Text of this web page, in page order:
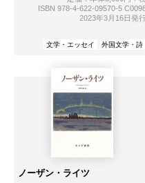
ISBN 978-4-622-09570-5
2023年3月16日発
文学・エッセイ 外国文学・詩
ノーザン・ライツ